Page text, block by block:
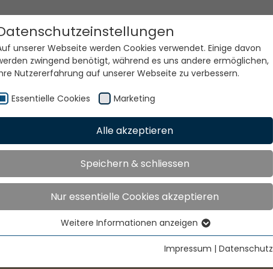
unserer Webseite werden Cookies verwendet. Einige davon
zwingend benötigt, während es uns andere ermöglichen,
Nutzererfahrung auf unserer Webseite zu verbessern.
Essentielle Cookies Marketing
Alle akzeptieren
Speichern & schliessen
Nur essentielle Cookies akzeptieren
Essentielle Cookies
Essentielle Cookies werden für grundlegende Funktionen der
Webseite benötigt. Dadurch ist gewährleistet, dass die
Weitere Informationen anzeigen
Impressum | Datenschutz